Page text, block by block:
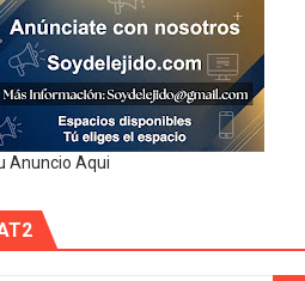
Anuncio Aqui